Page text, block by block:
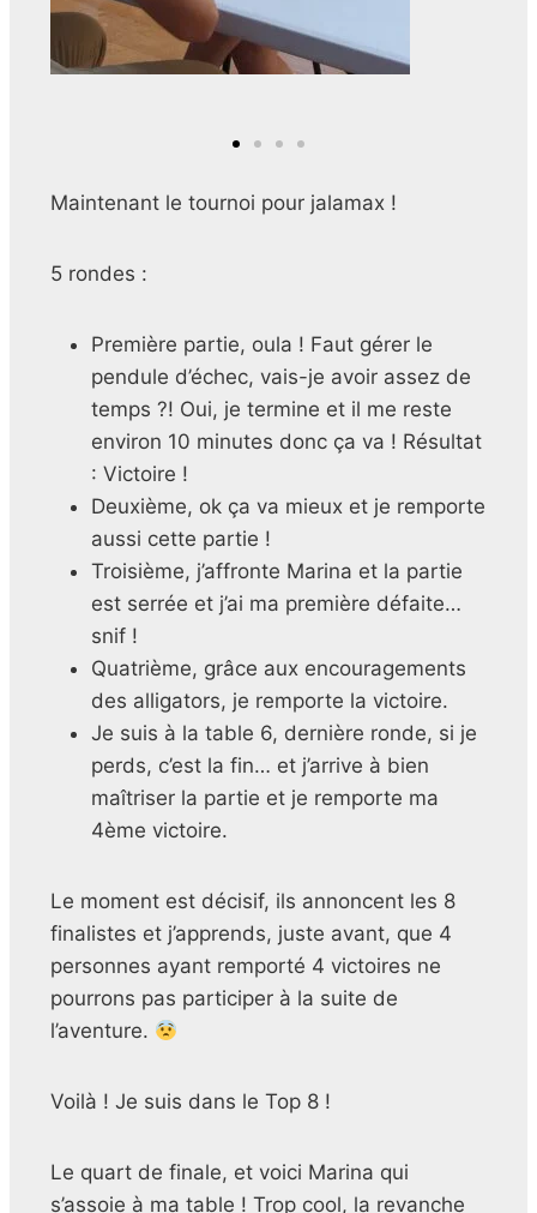
Maintenant le tournoi pour jalamax !
5 rondes :
Première partie, oula ! Faut gérer le
pendule d’échec, vais-je avoir assez de
temps ?! Oui, je termine et il me reste
environ 10 minutes donc ça va ! Résultat
: Victoire !
Deuxième, ok ça va mieux et je remporte
aussi cette partie !
Troisième, j’affronte Marina et la partie
est serrée et j’ai ma première défaite…
snif !
Quatrième, grâce aux encouragements
des alligators, je remporte la victoire.
Je suis à la table 6, dernière ronde, si je
perds, c’est la fin… et j’arrive à bien
maîtriser la partie et je remporte ma
4ème victoire.
Le moment est décisif, ils annoncent les 8
finalistes et j’apprends, juste avant, que 4
personnes ayant remporté 4 victoires ne
pourrons pas participer à la suite de
l’aventure.
Voilà ! Je suis dans le Top 8 !
Le quart de finale, et voici Marina qui
s’assoie à ma table ! Trop cool, la revanche